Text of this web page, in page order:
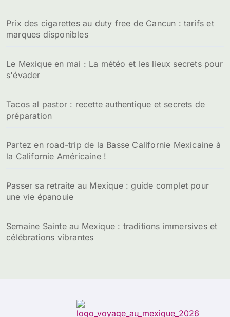
Prix des cigarettes au duty free de Cancun : tarifs et
marques disponibles
Le Mexique en mai : La météo et les lieux secrets pour
s'évader
Tacos al pastor : recette authentique et secrets de
préparation
Partez en road-trip de la Basse Californie Mexicaine à
la Californie Américaine !
Passer sa retraite au Mexique : guide complet pour
une vie épanouie
Semaine Sainte au Mexique : traditions immersives et
célébrations vibrantes